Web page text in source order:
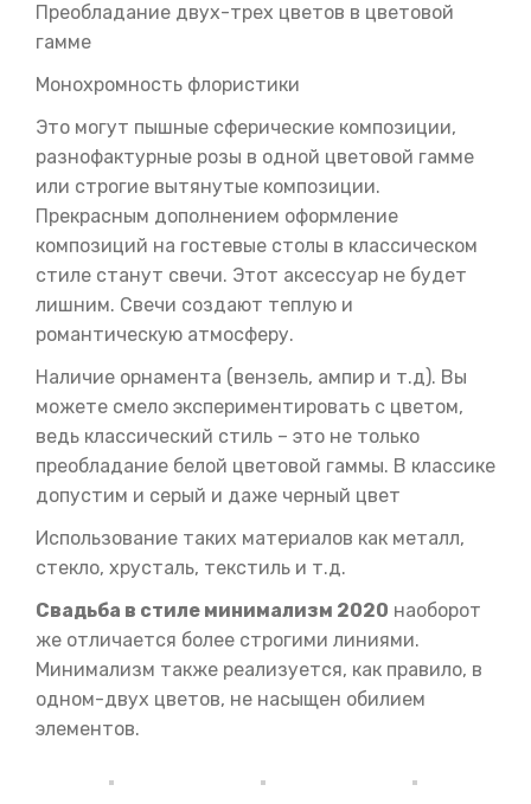
Преобладание двух-трех цветов в цветовой
гамме
Монохромность флористики
Это могут пышные сферические композиции,
разнофактурные розы в одной цветовой гамме
или строгие вытянутые композиции.
Прекрасным дополнением оформление
композиций на гостевые столы в классическом
стиле станут свечи. Этот аксессуар не будет
лишним. Свечи создают теплую и
романтическую атмосферу.
Наличие орнамента (вензель, ампир и т.д). Вы
можете смело экспериментировать с цветом,
ведь классический стиль – это не только
преобладание белой цветовой гаммы. В классике
допустим и серый и даже черный цвет
Использование таких материалов как металл,
стекло, хрусталь, текстиль и т.д.
Свадьба в стиле минимализм 2020 наоборот
же отличается более строгими линиями.
Минимализм также реализуется, как правило, в
одном-двух цветов, не насыщен обилием
элементов.